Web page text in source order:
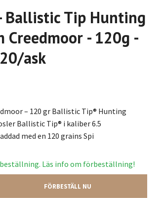
Ballistic Tip Hunting
Creedmoor - 120g -
ask
– 120 gr Ballistic Tip® Hunting
Ballistic Tip® i kaliber 6.5
med en 120 grains Spi
Läs info om förbeställning!
FÖRBESTÄLL NU